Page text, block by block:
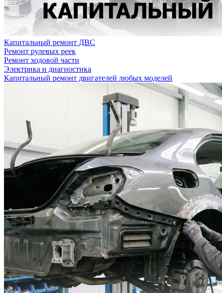
Капитальный ремонт ДВС
Ремонт рулевых реек
Ремонт ходовой части
Электрика и диагностика
Капитальный ремонт двигателей любых моделей